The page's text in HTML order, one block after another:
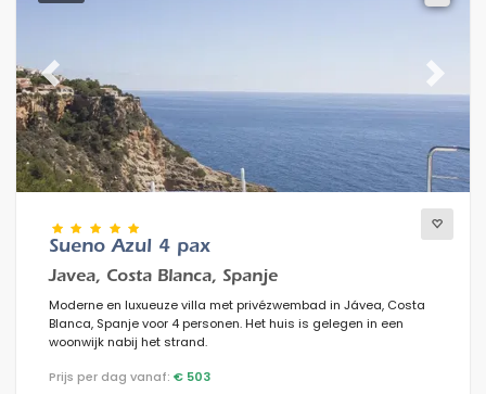
Previous Next
Sueno Azul 4 pax
Javea, Costa Blanca, Spanje
Moderne en luxueuze villa met privézwembad in Jávea, Costa
Blanca, Spanje voor 4 personen. Het huis is gelegen in een
woonwijk nabij het strand.
Prijs per dag vanaf: € 503